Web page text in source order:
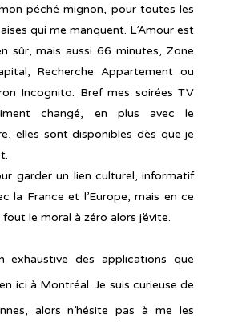
péché mignon, pour toutes les
qui me manquent. L’Amour est
sûr, mais aussi 66 minutes, Zone
Recherche Appartement ou
Incognito. Bref mes soirées TV
changé, en plus avec le
elles sont disponibles dès que je
garder un lien culturel, informatif
la France et l’Europe, mais en ce
le moral à zéro alors j’évite.
exhaustive des applications que
ici à Montréal. Je suis curieuse de
alors n’hésite pas à me les